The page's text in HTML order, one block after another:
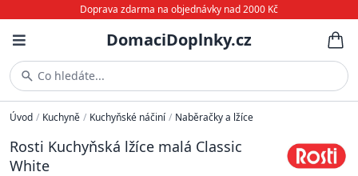
Doprava zdarma na objednávky nad 2000 Kč
DomaciDoplnky.cz
Co hledáte...
Úvod / Kuchyně / Kuchyňské náčiní / Naběračky a lžíce
Rosti Kuchyňská lžíce malá Classic
White